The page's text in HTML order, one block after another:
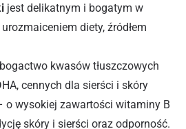
jest delikatnym i bogatym w
diety, źródłem
kwasów tłuszczowych
cennych dla sierści i skóry
o wysokiej zawartości witaminy B
skóry i sierści oraz odporność.